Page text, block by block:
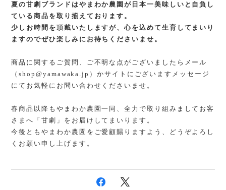
夏の甘劇ブランドはやまわか農園が日本一美味しいと自負し
ている商品を取り揃えております。
少しお時間を頂戴いたしますが、心を込めて生育してまいり
ますのでぜひ楽しみにお待ちくださいませ。
商品に関するご質問、ご不明な点がございましたらメール
（shop@yamawaka.jp ）かサイトにございますメッセージ
にてお気軽にお問い合わせくださいませ。
春商品以降もやまわか農園一同、全力で取り組みましてお客
さまへ「甘劇」をお届けしてまいります。
今後ともやまわか農園をご愛顧賜りますよう、どうぞよろし
くお願い申し上げます。